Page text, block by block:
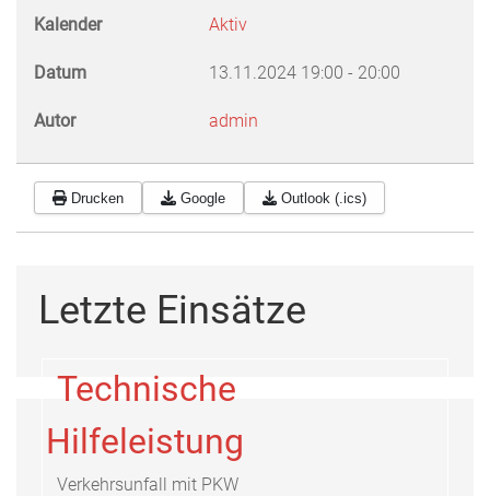
Kalender Aktiv
Datum 13.11.2024 19:00 - 20:00
Autor admin
Drucken Google Outlook (.ics)
Letzte Einsätze
Technische
Hilfeleistung
Verkehrsunfall mit PKW